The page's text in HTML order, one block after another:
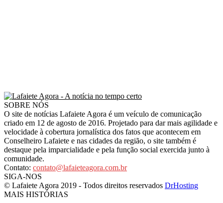
SOBRE NÓS
O site de notícias Lafaiete Agora é um veículo de comunicação
criado em 12 de agosto de 2016. Projetado para dar mais agilidade e
velocidade à cobertura jornalística dos fatos que acontecem em
Conselheiro Lafaiete e nas cidades da região, o site também é
destaque pela imparcialidade e pela função social exercida junto à
comunidade.
Contato: contato@lafaieteagora.com.br
SIGA-NOS
© Lafaiete Agora 2019 - Todos direitos reservados DrHosting
MAIS HISTÓRIAS